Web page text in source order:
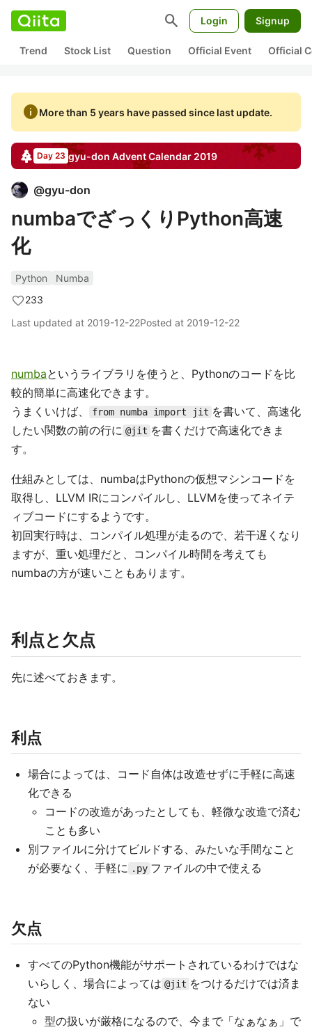
search Login Signup
Trend Stock List Question Official Event Official
infoMore than 5 years have passed since last update.
Day 23 gyu-don Advent Calendar 2019
@gyu-don
numbaでざっくりPython高速
化
Python
Numba
233
Last updated at 2019-12-22Posted at 2019-12-22
numbaというライブラリを使うと、Pythonのコードを比
較的簡単に高速化できます。
うまくいけば、
from numba import jit を書いて、高速化
したい関数の前の行に @jit を書くだけで高速化できま
す。
仕組みとしては、numbaはPythonの仮想マシンコードを
取得し、LLVM IRにコンパイルし、LLVMを使ってネイテ
ィブコードにするようです。
初回実行時は、コンパイル処理が走るので、若干遅くなり
ますが、重い処理だと、コンパイル時間を考えても
numbaの方が速いこともあります。
利点と欠点
先に述べておきます。
利点
場合によっては、コード自体は改造せずに手軽に高速
化できる
コードの改造があったとしても、軽微な改造で済む
ことも多い
別ファイルに分けてビルドする、みたいな手間なこと
が必要なく、手軽に .py ファイルの中で使える
欠点
すべてのPython機能がサポートされているわけではな
いらしく、場合によっては @jit をつけるだけでは済ま
ない
型の扱いが厳格になるので、今まで「なぁなぁ」で